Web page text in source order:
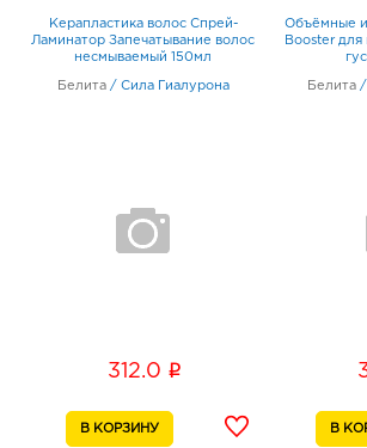
Керапластика волос Спрей-
Ламинатор Запечатывание волос
несмываемый 150мл
Белита / Сила Гиалурона
312.0 i
Объёмные
Booster
Белита /